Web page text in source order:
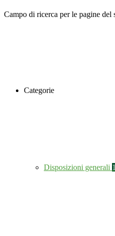
Campo di ricerca per le pagine del
Categorie
Disposizioni generali